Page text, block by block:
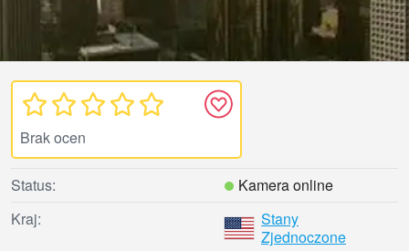
Brak ocen
Status:
Kamera online
Kraj:
Stany
Zjednoczone